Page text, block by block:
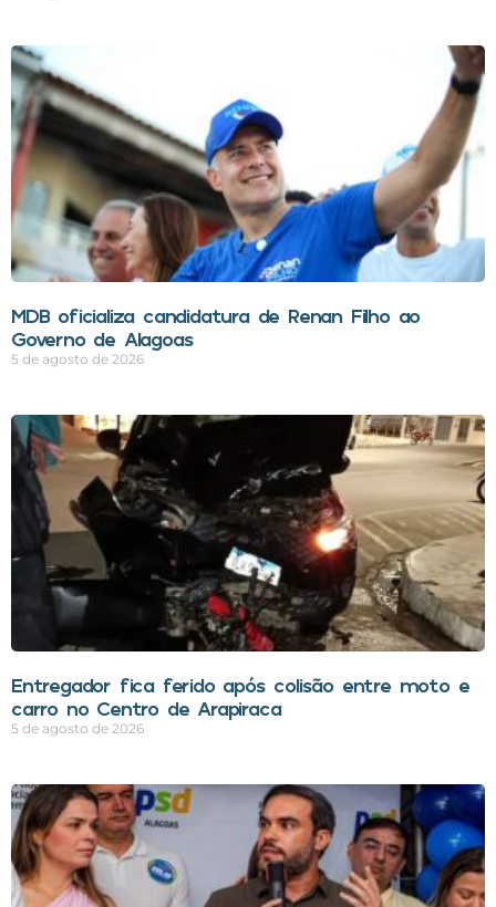
MDB oficializa candidatura de Renan Filho ao
Governo de Alagoas
5 de agosto de 2026
Entregador fica ferido após colisão entre moto e
carro no Centro de Arapiraca
5 de agosto de 2026